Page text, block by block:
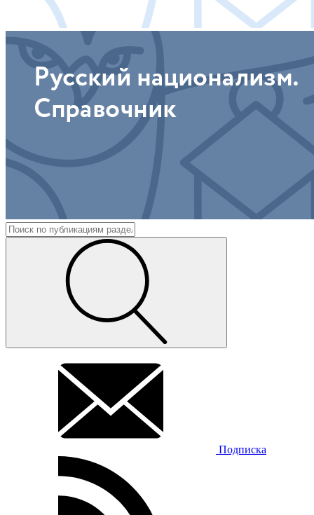
Подписка